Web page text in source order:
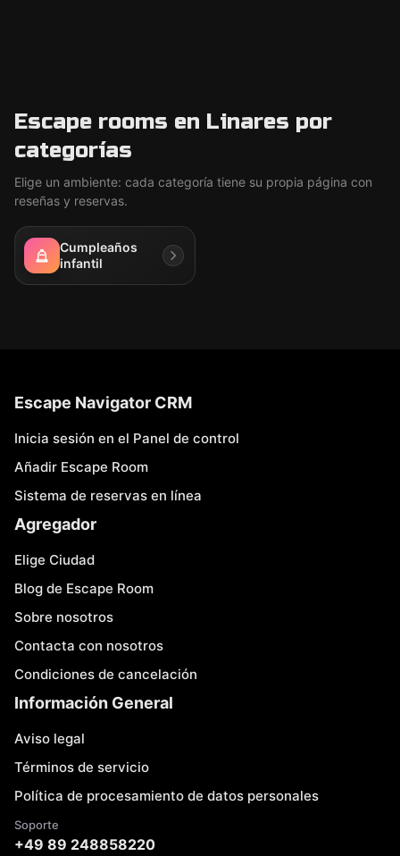
Escape rooms en Linares por
categorías
Elige un ambiente: cada categoría tiene su propia página con
reseñas y reservas.
Cumpleaños
infantil
Escape Navigator CRM
Inicia sesión en el Panel de control
Añadir Escape Room
Sistema de reservas en línea
Agregador
Elige Ciudad
Blog de Escape Room
Sobre nosotros
Contacta con nosotros
Condiciones de cancelación
Información General
Aviso legal
Términos de servicio
Política de procesamiento de datos personales
Soporte
+49 89 248858220